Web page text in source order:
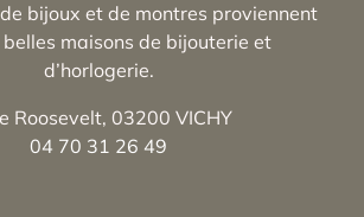
bijoux et de montres proviennent
maisons de bijouterie et
d’horlogerie.
Roosevelt, 03200 VICHY
04 70 31 26 49